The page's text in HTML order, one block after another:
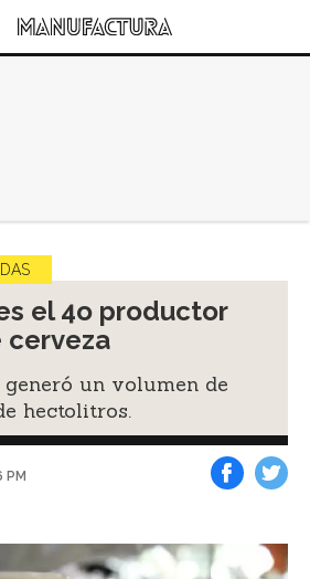
el 4o productor
cerveza
un volumen de
hectolitros.
PM